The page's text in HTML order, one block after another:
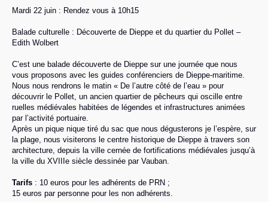
Mardi 22 juin : Rendez vous à 10h15
Balade culturelle : Découverte de Dieppe et du quartier du Pollet –
Edith Wolbert
C’est une balade découverte de Dieppe sur une journée que nous
vous proposons avec les guides conférenciers de Dieppe-maritime.
Nous nous rendrons le matin « De l’autre côté de l’eau » pour
découvrir le Pollet, un ancien quartier de pêcheurs qui oscille entre
ruelles médiévales habitées de légendes et infrastructures animées
par l’activité portuaire.
Après un pique nique tiré du sac que nous dégusterons je l’espère, sur
la plage, nous visiterons le centre historique de Dieppe à travers son
architecture, depuis la ville cernée de fortifications médiévales jusqu’à
la ville du XVIIIe siècle dessinée par Vauban.
Tarifs : 10 euros pour les adhérents de PRN ;
15 euros par personne pour les non adhérents.